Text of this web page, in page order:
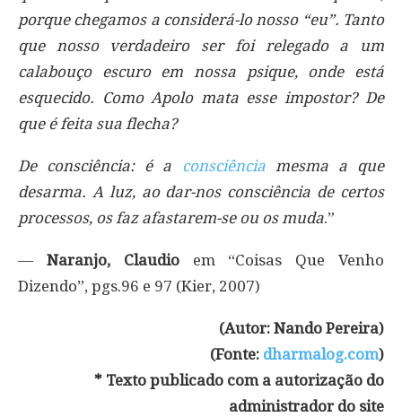
porque chegamos a considerá-lo nosso “eu”. Tanto
que nosso verdadeiro ser foi relegado a um
calabouço escuro em nossa psique, onde está
esquecido. Como Apolo mata esse impostor? De
que é feita sua flecha?
De consciência: é a consciênciamesma a que
desarma. A luz, ao dar-nos consciência de certos
processos, os faz afastarem-se ou os muda.”
— Naranjo, Claudioem “Coisas Que Venho
Dizendo”, pgs.96 e 97 (Kier, 2007)
(Autor: Nando Pereira)
(Fonte: dharmalog.com)
* Texto publicado com a autorização do
administrador do site